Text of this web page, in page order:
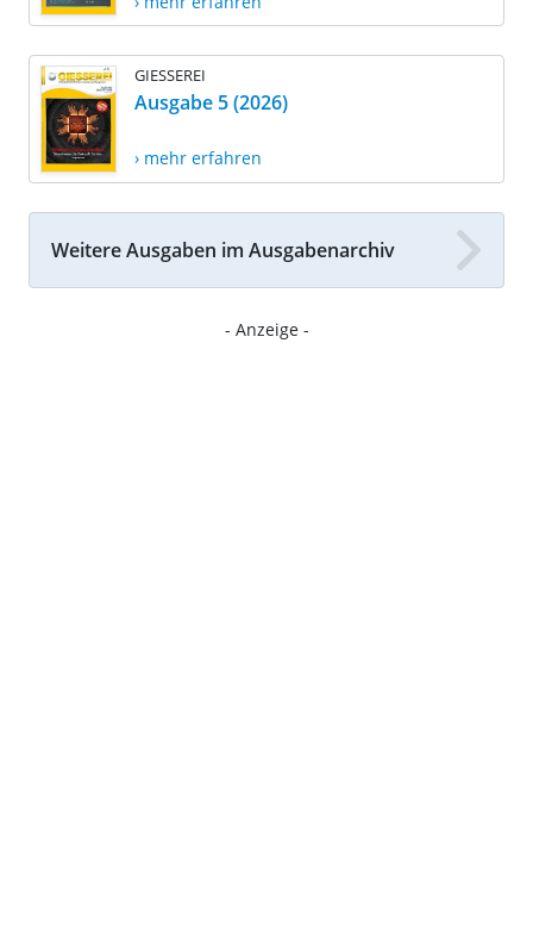
GIESSEREI
Ausgabe 5 (2026)
› mehr erfahren
Weitere Ausgaben im Ausgabenarchiv
- Anzeige -